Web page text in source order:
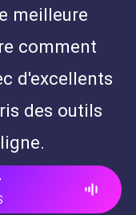
meilleure
comment
d'excellents
des outils